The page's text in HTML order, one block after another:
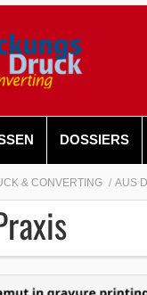
DOSSIERS
& CONVERTING AUS